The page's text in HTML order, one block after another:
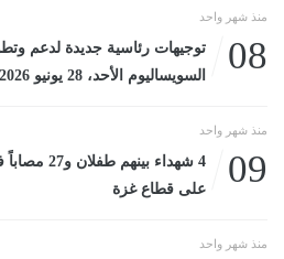
منذ شهر واحد
08
توجيهات رئاسية جديدة لدعم
السويساليوم الأحد، 28 يونيو 2026 01:52 مـ
منذ شهر واحد
09
4 شهداء
على قطاع غزة
منذ شهر واحد